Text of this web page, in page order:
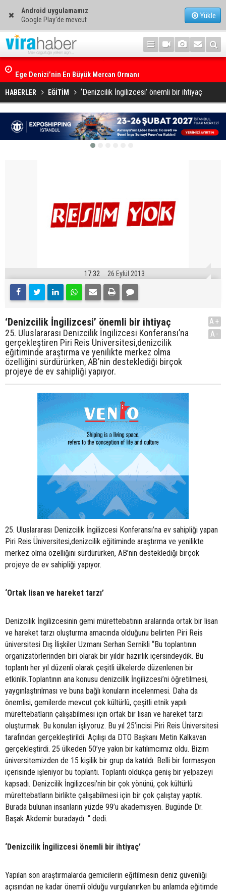
Android uygulamamız
Google Play'de mevcut
Yükle
Ege Denizi’nin En Büyük Mercan Ormanı
HABERLER EĞİTİM ‘Denizcilik İngilizcesi’ önemli bir ihtiyaç
17:32 26 Eylül 2013
‘Denizcilik İngilizcesi’ önemli bir ihtiyaç
25. Uluslararası Denizcilik İngilizcesi Konferansı’na
gerçekleştiren Piri Reis Üniversitesi,denizcilik
eğitiminde araştırma ve yenilikte merkez olma
özelliğini sürdürürken, AB’nin desteklediği birçok
projeye de ev sahipliği yapıyor.
A+
A-
25. Uluslararası Denizcilik İngilizcesi Konferansı’na ev sahipliği yapan
Piri Reis Üniversitesi,denizcilik eğitiminde araştırma ve yenilikte
merkez olma özelliğini sürdürürken, AB’nin desteklediği birçok
projeye de ev sahipliği yapıyor.
‘Ortak lisan ve hareket tarzı’
Denizcilik İngilizcesinin gemi mürettebatının aralarında ortak bir lisan
ve hareket tarzı oluşturma amacında olduğunu belirten Piri Reis
üniversitesi Dış İlişkiler Uzmanı Serhan Sernikli “Bu toplantının
organizatörlerinden biri olarak bir yıldır hazırlık içersindeydik. Bu
toplantı her yıl düzenli olarak çeşitli ülkelerde düzenlenen bir
etkinlik.Toplantının ana konusu denizcilik İngilizcesi’ni öğretilmesi,
yaygınlaştırılması ve buna bağlı konuların incelenmesi. Daha da
önemlisi, gemilerde mevcut çok kültürlü, çeşitli etnik yapılı
mürettebatların çalışabilmesi için ortak bir lisan ve hareket tarzı
oluşturmak. Bu konuları işliyoruz. Bu yıl 25’incisi Piri Reis Üniversitesi
tarafından gerçekleştirildi. Açılışı da DTO Başkanı Metin Kalkavan
gerçekleştirdi. 25 ülkeden 50’ye yakın bir katılımcımız oldu. Bizim
üniversitemizden de 15 kişilik bir grup da katıldı. Belli bir formasyon
içerisinde işleniyor bu toplantı. Toplantı oldukça geniş bir yelpazeyi
kapsadı. Denizcilik İngilizcesi’nin bir çok yönünü, çok kültürlü
mürettebatların birlikte çalışabilmesi için bir çok çalıştay yaptık.
Burada bulunan insanların yüzde 99’u akademisyen. Bugünde Dr.
Başak Akdemir buradaydı. “ dedi.
‘Denizcilik İngilizcesi önemli bir ihtiyaç’
Yapılan son araştırmalarda gemicilerin eğitilmesin deniz güvenliği
açısından ne kadar önemli olduğu vurgulanırken bu anlamda eğitimde